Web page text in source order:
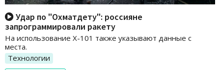
Удар по "Охматдету": россияне
запрограммировали ракету
На использование Х-101 также указывают данные с
места.
Технологии